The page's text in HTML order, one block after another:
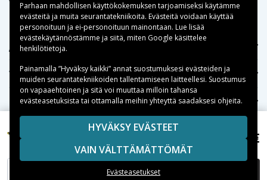
17,99 €
LISÄÄ OSTOSKORIIN
Apua
Tekniikkaosat.fi
Suositut kategoriat
Suositut iPhone-kuoret
Suositut Samsung-kuoret
Parhaan mahdollisen käyttökokemuksen tarjoamiseksi käytämme
evästeitä ja muita seurantatekniikoita. Evästeitä voidaan käyttää
personoituun ja ei-personoituun mainontaan. Lue lisää
evästekäytännöstämme ja siitä, miten Google käsittelee
henkilötietoja.
Painamalla ”Hyväksy kaikki” annat suostumuksesi evästeiden ja
muiden seurantatekniikoiden tallentamiseen laitteellesi. Suostumus
on vapaaehtoinen ja sitä voi muuttaa milloin tahansa
evästeasetuksista tai ottamalla meihin yhteyttä saadaksesi ohjeita.
HYVÄKSY EVÄSTEET
VAIN VÄLTTÄMÄTTÖMÄT
Evästeasetukset